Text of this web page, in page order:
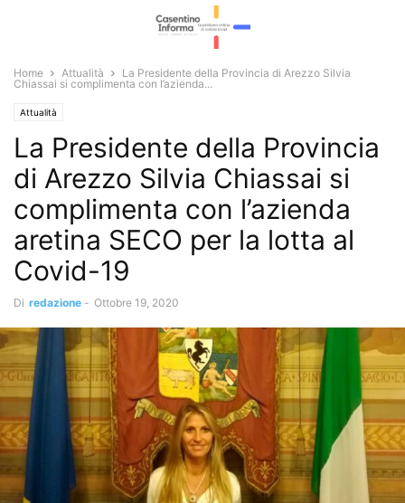
Home Attualità
La Presidente della Provincia di Arezzo Silvia
Chiassai si complimenta con l’azienda...
Attualità
La Presidente della Provincia
di Arezzo Silvia Chiassai si
complimenta con l’azienda
aretina SECO per la lotta al
Covid-19
Di redazione - Ottobre 19, 2020